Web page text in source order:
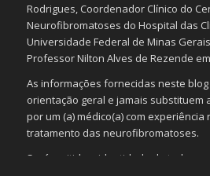
Rodrigues, Coordenador Clínico do
Neurofibromatoses do Hospital das
Universidade Federal de Minas
Professor Nilton Alves de Rezende
As informações fornecidas neste
orientação geral e jamais substituem
por um (a) médico(a) com experiência
tratamento das neurofibromatoses.
Será omitida a identidade de todas as